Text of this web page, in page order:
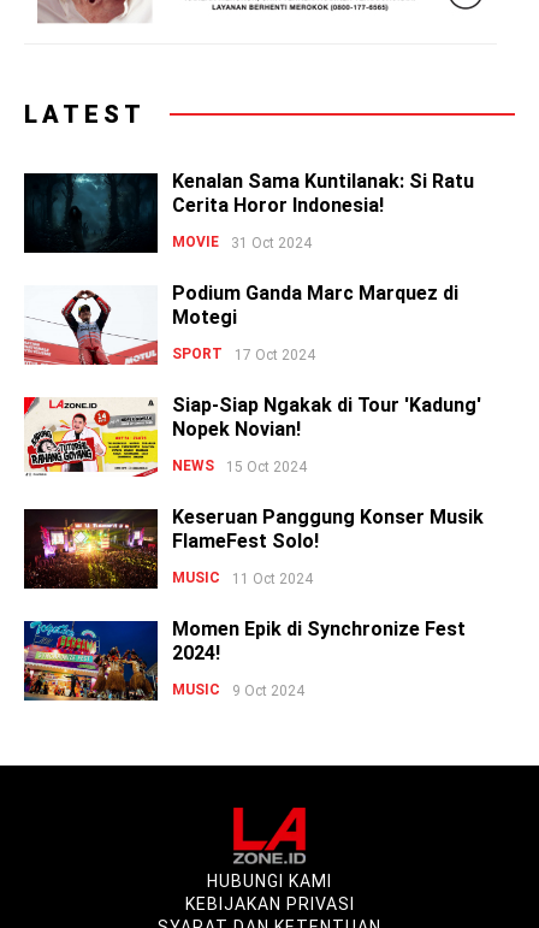
LATEST
Kenalan Sama Kuntilanak: Si Ratu
Cerita Horor Indonesia!
MOVIE 31 Oct 2024
Podium Ganda Marc Marquez di
Motegi
SPORT 17 Oct 2024
Siap-Siap Ngakak di Tour 'Kadung'
Nopek Novian!
NEWS 15 Oct 2024
Keseruan Panggung Konser Musik
FlameFest Solo!
MUSIC 11 Oct 2024
Momen Epik di Synchronize Fest
2024!
MUSIC 9 Oct 2024
HUBUNGI KAMI
KEBIJAKAN PRIVASI